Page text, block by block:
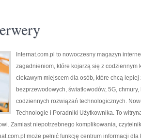
Internat.com.pl to nowoczesny magazyn
zagadnieniom, które kojarzą się z codziennym
ciekawym miejscem dla osób, które chcą
bezprzewodowych, światłowodów, 5G,
codziennych rozwiązań technologicznych.
Technologie i Poradniki Użytkownika. To
Zamiast niepotrzebnego komplikowania,
może pełnić funkcję centrum informacji